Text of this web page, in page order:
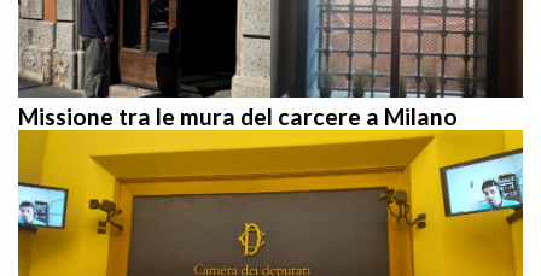
Missione tra le mura del carcere a Milano